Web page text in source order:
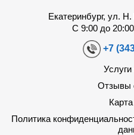
Екатеринбург, ул.
С 9:00 до
+7
Отзывы
Политика